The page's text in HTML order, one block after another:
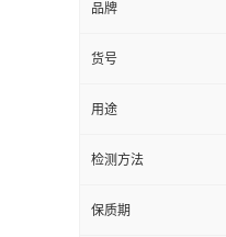
品牌
货号
用途
检测方法
保质期